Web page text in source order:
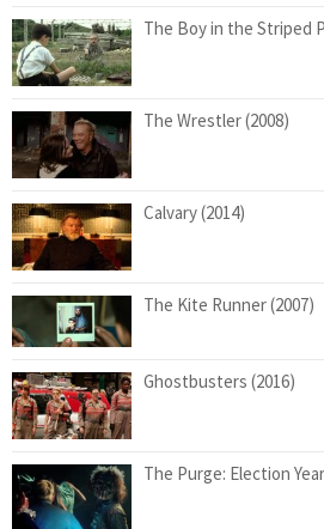
The Boy in the Striped
The Wrestler (2008)
Calvary (2014)
The Kite Runner (2007)
Ghostbusters (2016)
The Purge: Election